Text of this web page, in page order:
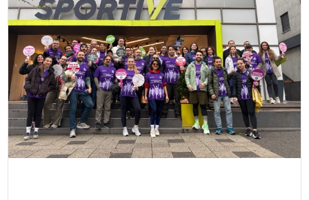
SPOR
YAŞAM